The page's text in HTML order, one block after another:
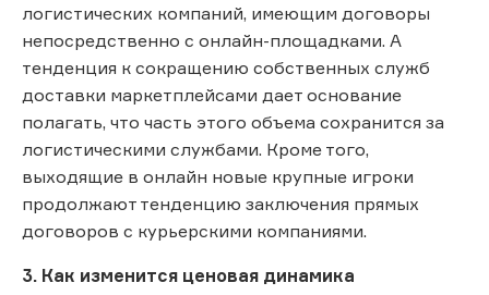
логистических компаний, имеющим договоры
непосредственно с онлайн-площадками. А
тенденция к сокращению собственных служб
доставки маркетплейсами дает основание
полагать, что часть этого объема сохранится за
логистическими службами. Кроме того,
выходящие в онлайн новые крупные игроки
продолжают тенденцию заключения прямых
договоров с курьерскими компаниями.
3. Как изменится ценовая динамика